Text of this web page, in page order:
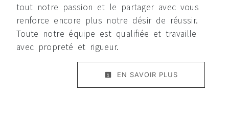
tout notre passion et le partager avec vous
renforce encore plus notre désir de réussir.
Toute notre équipe est qualifiée et travaille
avec propreté et rigueur.
EN SAVOIR PLUS